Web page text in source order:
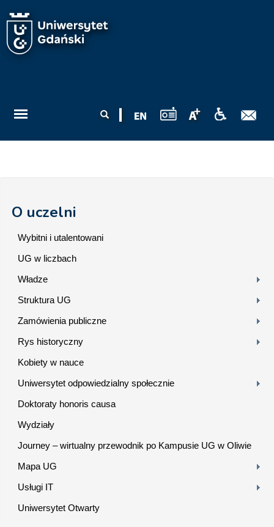
wyszukiwania
O uczelni
Wybitni i utalentowani
UG w liczbach
Władze
Struktura UG
Zamówienia publiczne
Rys historyczny
Kobiety w nauce
Uniwersytet odpowiedzialny społecznie
Doktoraty honoris causa
Wydziały
Journey – wirtualny przewodnik po Kampusie UG w Oliwie
Mapa UG
Usługi IT
Uniwersytet Otwarty